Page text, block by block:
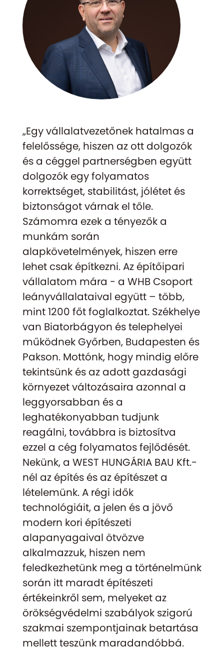
„Egy vállalatvezetőnek hatalmas a
felelőssége, hiszen az ott dolgozók
és a céggel partnerségben együtt
dolgozók egy folyamatos
korrektséget, stabilitást, jólétet és
biztonságot várnak el tőle.
Számomra ezek a tényezők a
munkám során
alapkövetelmények, hiszen erre
lehet csak építkezni. Az építőipari
vállalatom mára - a WHB Csoport
leányvállalataival együtt – több,
mint 1200 főt foglalkoztat. Székhelye
van Biatorbágyon és telephelyei
működnek Győrben, Budapesten és
Pakson. Mottónk, hogy mindig előre
tekintsünk és az adott gazdasági
környezet változásaira azonnal a
leggyorsabban és a
leghatékonyabban tudjunk
reagálni, továbbra is biztosítva
ezzel a cég folyamatos fejlődését.
Nekünk, a WEST HUNGÁRIA BAU Kft.-
nél az építés és az építészet a
lételemünk. A régi idők
technológiáit, a jelen és a jövő
modern kori építészeti
alapanyagaival ötvözve
alkalmazzuk, hiszen nem
feledkezhetünk meg a történelmünk
során itt maradt építészeti
értékeinkről sem, melyeket az
örökségvédelmi szabályok szigorú
szakmai szempontjainak betartása
mellett teszünk maradandóbbá.